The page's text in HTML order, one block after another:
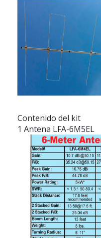
Contenido del kit
1 Antena LFA-6M5EL